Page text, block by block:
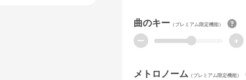
曲のキー （プレミアム限定機能）
ー +
メトロノーム （プレミアム限定機能）